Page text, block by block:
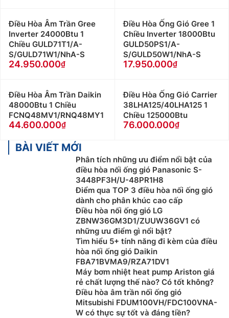
Điều Hòa Âm Trần Gree
Inverter 24000Btu 1
Chiều GULD71T1/A-
S/GULD71W1/NhA-S
24.950.000
Điều Hòa Ống Gió Gree 1
Chiều Inverter 18000Btu
GULD50PS1/A-
S/GULD50W1/NhA-S
17.950.000
Điều Hòa Âm Trần Daikin
48000Btu 1 Chiều
FCNQ48MV1/RNQ48MY1
44.600.000
Điều Hòa Ống Gió Carrier
38LHA125/40LHA125 1
Chiều 125000Btu
76.000.000
BÀI VIẾT MỚI
Phân tích những ưu điểm nổi bật của
điều hòa nối ống gió Panasonic S-
3448PF3H/U-48PR1H8
Điểm qua TOP 3 điều hòa nối ống gió
dành cho phân khúc cao cấp
Điều hòa nối ống gió LG
ZBNW36GM3D1/ZUUW36GV1 có
những ưu điểm gì nổi bật?
Tìm hiểu 5+ tính năng đi kèm của điều
hòa nối ống gió Daikin
FBA71BVMA9/RZA71DV1
Máy bơm nhiệt heat pump Ariston giá
rẻ chất lượng thế nào? Có tốt không?
Điều hòa âm trần nối ống gió
Mitsubishi FDUM100VH/FDC100VNA-
W có thực sự tốt và đáng tiền?